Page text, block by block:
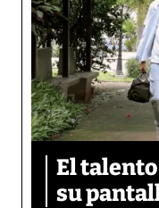
El
su